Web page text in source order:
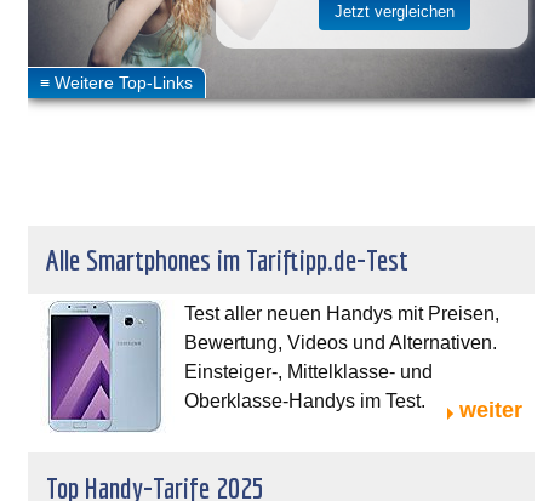
Alle Smartphones im Tariftipp.de-Test
Test aller neuen Handys mit Preisen,
Bewertung, Videos und Alternativen.
Einsteiger-, Mittelklasse- und
Oberklasse-Handys im Test.
weiter
Top Handy-Tarife 2025